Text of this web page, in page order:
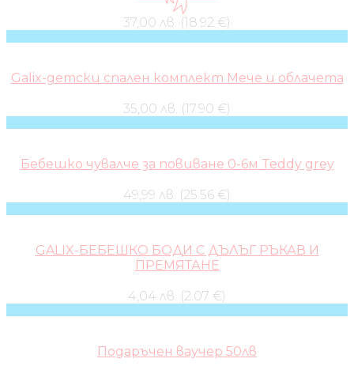
37,00 лв. (18.92 €)
Galix-детски спален комплект Мече и облачета
35,00 лв. (17.90 €)
Бебешко чувалче за повиване 0-6м Teddy grey
49,99 лв. (25.56 €)
GALIX-БЕБЕШКО БОДИ С ДЪЛЪГ РЪКАВ И
ПРЕМЯТАНЕ
4,04 лв. (2.07 €)
Подаръчен ваучер 50лв